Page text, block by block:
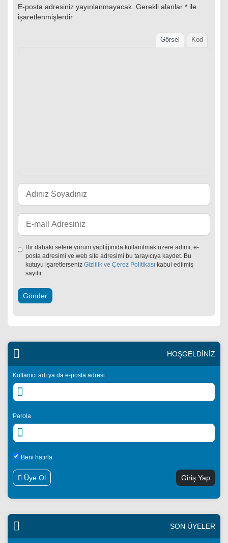
E-posta adresiniz yayınlanmayacak. Gerekli alanlar * ile
işaretlenmişlerdir
Görsel Kod
Bir dahaki sefere yorum yaptığımda kullanılmak üzere adımı, e-
posta adresimi ve web site adresimi bu tarayıcıya kaydet. Bu
kutuyu işaretlersenizGizlilik ve Çerez Politikası kabul edilmiş
sayılır.
HOŞGELDİNİZ
Kullanıcı adı ya da e-posta adresi
Parola
Beni hatırla
Üye Ol
SON ÜYELER